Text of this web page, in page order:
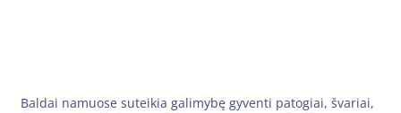
Baldai namuose suteikia galimybę gyventi patogiai, švariai,